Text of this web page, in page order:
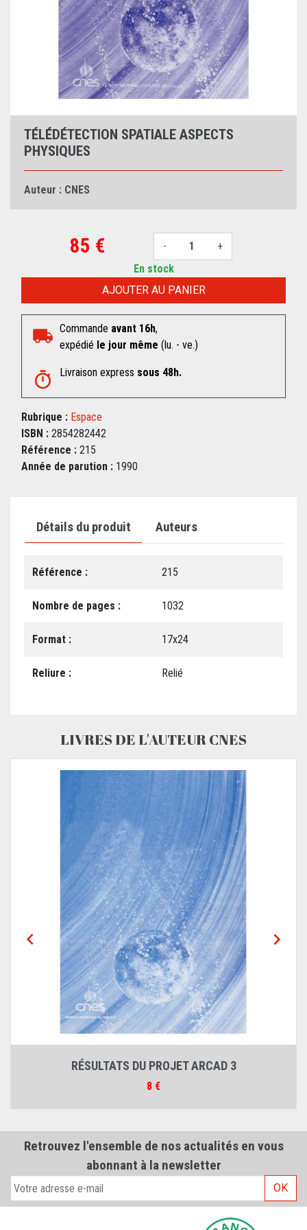
TÉLÉDÉTECTION SPATIALE ASPECTS
PHYSIQUES
Auteur : CNES
85 € - +
AJOUTER AU PANIER
En stock
Commande avant 16h,
expédié le jour même (lu. - ve.)
Livraison express sous 48h.
Rubrique : Espace
ISBN : 2854282442
Référence : 215
Année de parution : 1990
Détails du produit Auteurs
Référence : 215
Nombre de pages : 1032
Format : 17x24
Reliure : Relié
LIVRES DE L'AUTEUR CNES

RÉSULTATS DU PROJET ARCAD 3

Retrouvez l'ensemble de nos actualités en vous
abonnant à la newsletter
OK